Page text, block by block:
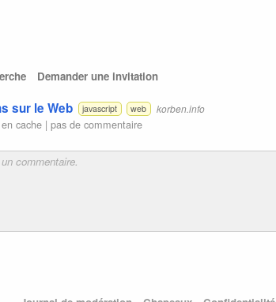
Demander une invitation
sur le Web javascript web korben.info
en cache |pas de commentaire